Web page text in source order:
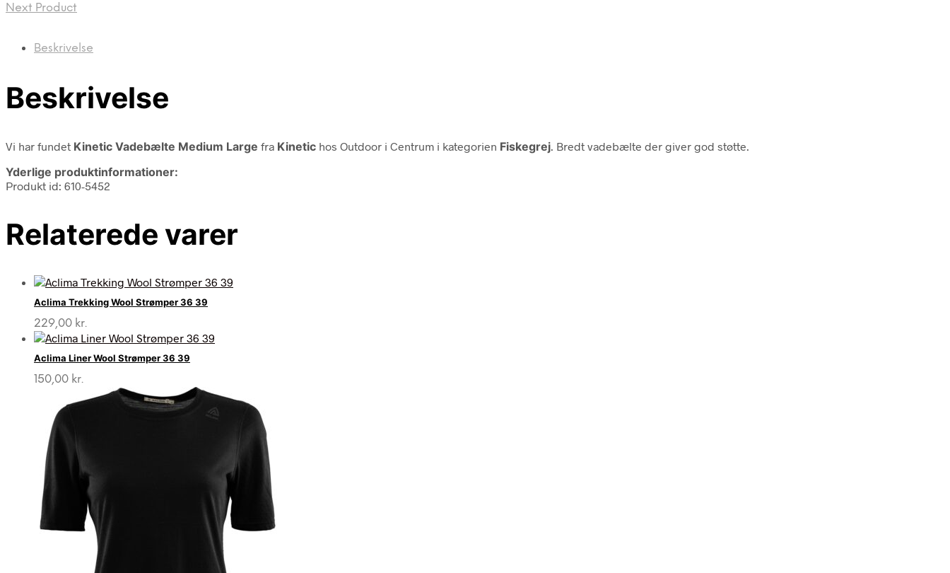
Next Product
Beskrivelse
Beskrivelse
Vi har fundet Kinetic Vadebælte Medium Large fra Kinetic hos Outdoor i Centrum i kategorien Fiskegrej . Bredt vadebælte der giver god støtte.
Yderlige produktinformationer:
Produkt id: 610-5452
Relaterede varer
Aclima Trekking Wool Strømper 36 39
229,00 kr.
Aclima Liner Wool Strømper 36 39
150,00 kr.